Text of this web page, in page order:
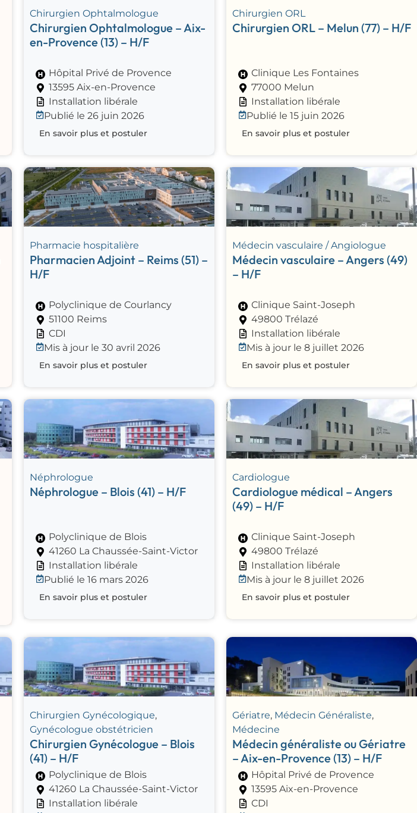
Chirurgien Ophtalmologue
Chirurgien Ophtalmologue – Aix-
en-Provence (13) – H/F
Hôpital Privé de Provence
13595 Aix-en-Provence
Installation libérale
Publié le 26 juin 2026
En savoir plus et postuler
Chirurgien ORL
Chirurgien ORL – Melun (77) – H/F
Clinique Les Fontaines
77000 Melun
Installation libérale
Publié le 15 juin 2026
En savoir plus et postuler
Pharmacie hospitalière
Pharmacien Adjoint – Reims (51) –
H/F
Polyclinique de Courlancy
51100 Reims
CDI
Mis à jour le 30 avril 2026
En savoir plus et postuler
Médecin vasculaire / Angiologue
Médecin vasculaire – Angers (49)
– H/F
Clinique Saint-Joseph
49800 Trélazé
Installation libérale
Mis à jour le 8 juillet 2026
En savoir plus et postuler
Néphrologue
Néphrologue – Blois (41) – H/F
Polyclinique de Blois
41260 La Chaussée-Saint-Victor
Installation libérale
Publié le 16 mars 2026
En savoir plus et postuler
Cardiologue
Cardiologue médical – Angers
(49) – H/F
Clinique Saint-Joseph
49800 Trélazé
Installation libérale
Mis à jour le 8 juillet 2026
En savoir plus et postuler
Chirurgien Gynécologique,
Gynécologue obstétricien
Chirurgien Gynécologue – Blois
(41) – H/F
Polyclinique de Blois
41260 La Chaussée-Saint-Victor
Installation libérale
Gériatre, Médecin Généraliste,
Médecine
Médecin généraliste ou Gériatre
– Aix-en-Provence (13) – H/F
Hôpital Privé de Provence
13595 Aix-en-Provence
CDI